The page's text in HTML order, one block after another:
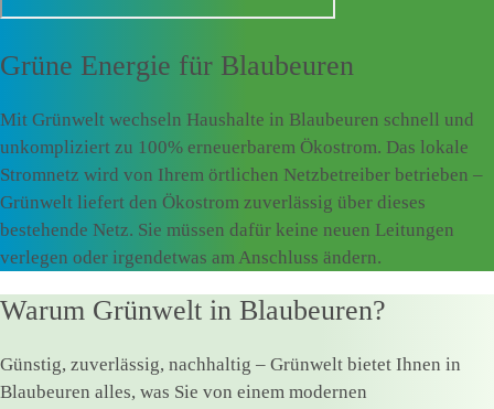
Grüne Energie für Blaubeuren
Mit Grünwelt wechseln Haushalte in Blaubeuren schnell und
unkompliziert zu 100% erneuerbarem Ökostrom. Das lokale
Stromnetz wird von Ihrem örtlichen Netzbetreiber betrieben –
Grünwelt liefert den Ökostrom zuverlässig über dieses
bestehende Netz. Sie müssen dafür keine neuen Leitungen
verlegen oder irgendetwas am Anschluss ändern.
Warum Grünwelt in Blaubeuren?
Günstig, zuverlässig, nachhaltig – Grünwelt bietet Ihnen in
Blaubeuren alles, was Sie von einem modernen